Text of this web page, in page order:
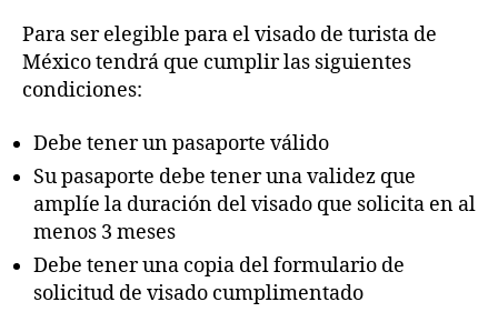
Para ser elegible para el visado de turista de
México tendrá que cumplir las siguientes
condiciones:
Debe tener un pasaporte válido
Su pasaporte debe tener una validez que
amplíe la duración del visado que solicita en al
menos 3 meses
Debe tener una copia del formulario de
solicitud de visado cumplimentado